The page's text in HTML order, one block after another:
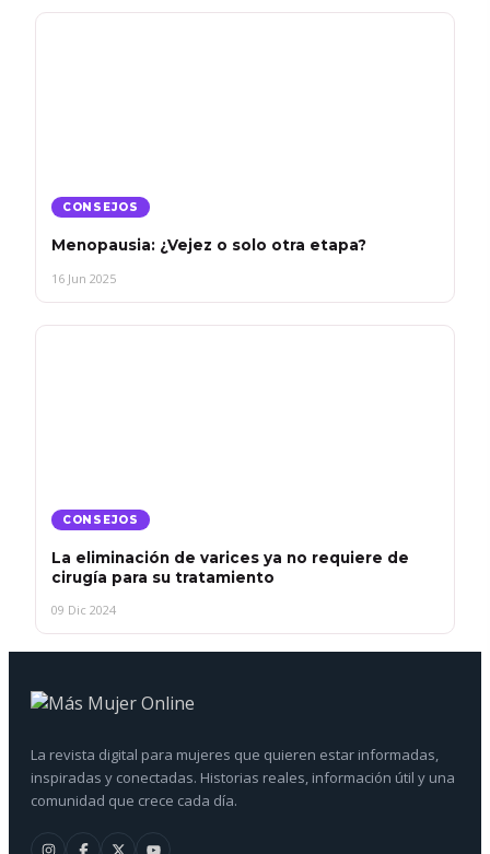
CONSEJOS
Menopausia: ¿Vejez o solo otra etapa?
16 Jun 2025
CONSEJOS
La eliminación de varices ya no requiere de
cirugía para su tratamiento
09 Dic 2024
La revista digital para mujeres que quieren estar informadas,
inspiradas y conectadas. Historias reales, información útil y una
comunidad que crece cada día.